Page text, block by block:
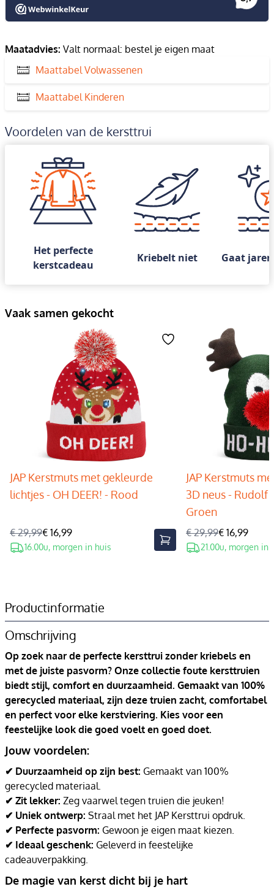
Maatadvies: Valt normaal: bestel je eigen maat
Maattabel Volwassenen
Maattabel Kinderen
Voordelen van de kersttrui
Het perfecte
kerstcadeau
Kriebelt niet Gaat
Vaak samen gekocht
JAP Kerstmuts met gekleurde
lichtjes - OH DEER! - Rood
€ 29,99€ 16,99
16.00u, morgen in huis
JAP Kerstmuts
3D neus - Rudolf
Groen
€ 29,99€ 16,99
21.00u, morgen in
Productinformatie
Omschrijving
Op zoek naar de perfecte kersttrui zonder kriebels en
met de juiste pasvorm? Onze collectie foute kersttruien
biedt stijl, comfort en duurzaamheid. Gemaakt van 100%
gerecycled materiaal, zijn deze truien zacht, comfortabel
en perfect voor elke kerstviering. Kies voor een
feestelijke look die goed voelt en goed doet.
Jouw voordelen:
✔ Duurzaamheid op zijn best: Gemaakt van 100%
gerecycled materiaal.
✔ Zit lekker: Zeg vaarwel tegen truien die jeuken!
✔ Uniek ontwerp: Straal met het JAP Kersttrui opdruk.
✔ Perfecte pasvorm: Gewoon je eigen maat kiezen.
✔ Ideaal geschenk: Geleverd in feestelijke
cadeauverpakking.
De magie van kerst dicht bij je hart